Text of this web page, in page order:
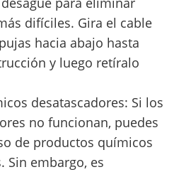
difíciles. Gira el cable
hacia abajo hasta
y luego retíralo
desatascadores: Si los
no funcionan, puedes
de productos químicos
Sin embargo, es